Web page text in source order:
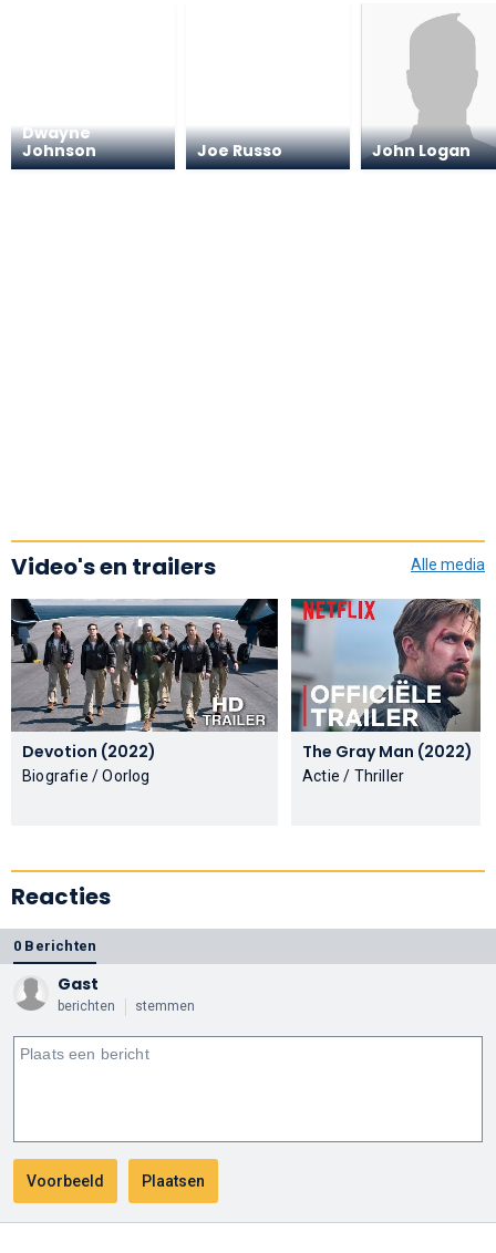
Dwayne
Johnson
Joe Russo John Logan
Video's en trailers Alle media
Devotion (2022)
Biografie / Oorlog
The Gray Man (2022)
Actie / Thriller
Reacties
0 Berichten
Gast
berichten stemmen